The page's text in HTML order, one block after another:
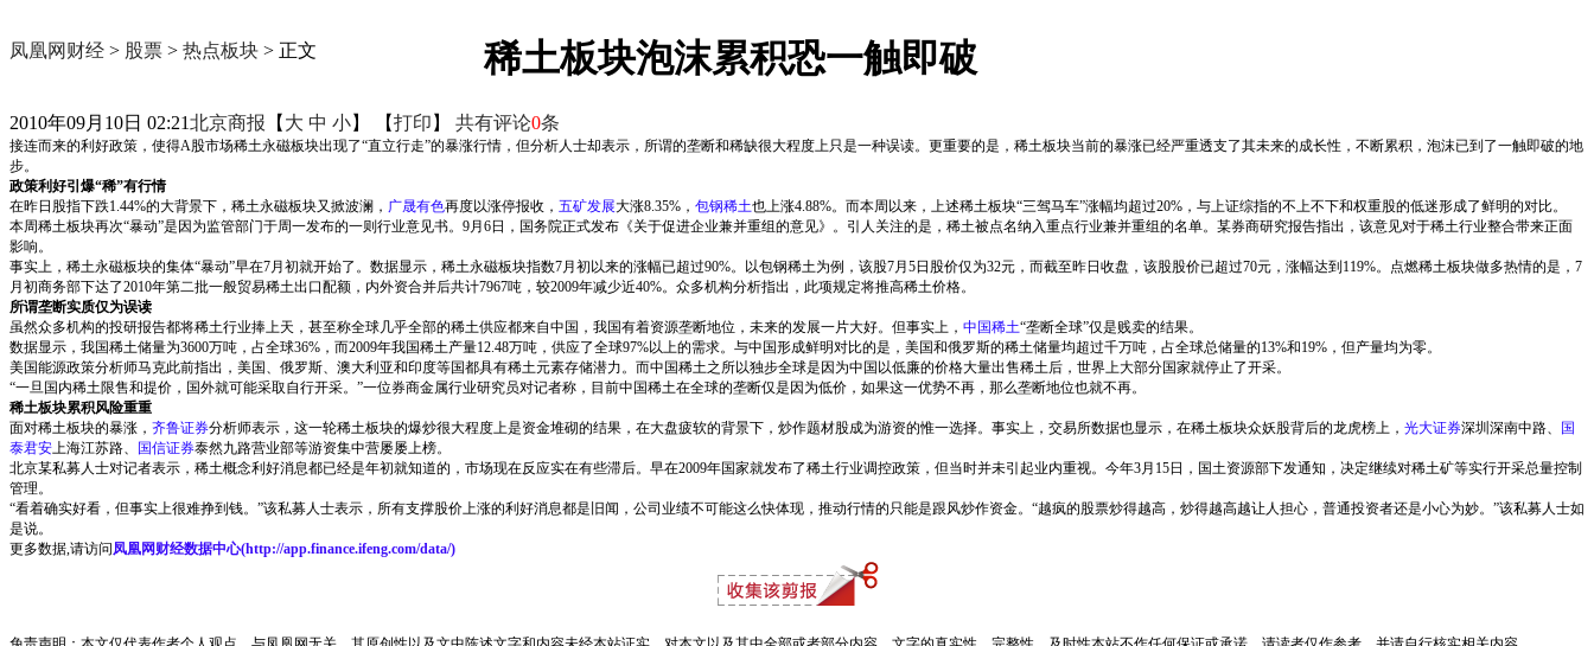
凤凰网财经 > 股票 > 热点板块 > 正文 稀土板块泡沫累积恐一触即破
2010年09月10日 02:21北京商报 【 大 中 小】 【打印 】 共有评论0条
接连而来的利好政策，使得A股市场稀土永磁板块出现了“直立行走”的暴涨行情，但分析人士却表示，所谓的垄断和稀缺很大程度上只是一种误读。更重要的是，稀土板块当前的暴涨已经严重透支了其未来的成长性，不断累积，泡沫已到了一触即破的地
步。
政策利好引爆“稀”有行情
在昨日股指下跌1.44%的大背景下，稀土永磁板块又掀波澜， 广晟有色再度以涨停报收， 五矿发展大涨8.35%， 包钢稀土也上涨4.88%。而本周以来，上述稀土板块“三驾马车”涨幅均超过20%，与上证综指的不上不下和权重股的低迷形成了鲜明的对比。
本周稀土板块再次“暴动”是因为监管部门于周一发布的一则行业意见书。9月6日，国务院正式发布《关于促进企业兼并重组的意见》。引人关注的是，稀土被点名纳入重点行业兼并重组的名单。某券商研究报告指出，该意见对于稀土行业整合带来正面
影响。
事实上，稀土永磁板块的集体“暴动”早在7月初就开始了。数据显示，稀土永磁板块指数7月初以来的涨幅已超过90%。以包钢稀土为例，该股7月5日股价仅为32元，而截至昨日收盘，该股股价已超过70元，涨幅达到119%。点燃稀土板块做多热情的是，7
月初商务部下达了2010年第二批一般贸易稀土出口配额，内外资合并后共计7967吨，较2009年减少近40%。众多机构分析指出，此项规定将推高稀土价格。
所谓垄断实质仅为误读
虽然众多机构的投研报告都将稀土行业捧上天，甚至称全球几乎全部的稀土供应都来自中国，我国有着资源垄断地位，未来的发展一片大好。但事实上， 中国稀土“垄断全球”仅是贱卖的结果。
数据显示，我国稀土储量为3600万吨，占全球36%，而2009年我国稀土产量12.48万吨，供应了全球97%以上的需求。与中国形成鲜明对比的是，美国和俄罗斯的稀土储量均超过千万吨，占全球总储量的13%和19%，但产量均为零。
美国能源政策分析师马克此前指出，美国、俄罗斯、澳大利亚和印度等国都具有稀土元素存储潜力。而中国稀土之所以独步全球是因为中国以低廉的价格大量出售稀土后，世界上大部分国家就停止了开采。
“一旦国内稀土限售和提价，国外就可能采取自行开采。”一位券商金属行业研究员对记者称，目前中国稀土在全球的垄断仅是因为低价，如果这一优势不再，那么垄断地位也就不再。
稀土板块累积风险重重
面对稀土板块的暴涨， 齐鲁证券分析师表示，这一轮稀土板块的爆炒很大程度上是资金堆砌的结果，在大盘疲软的背景下，炒作题材股成为游资的惟一选择。事实上，交易所数据也显示，在稀土板块众妖股背后的龙虎榜上， 光大证券深圳深南中路、 国
泰君安上海江苏路、 国信证券泰然九路营业部等游资集中营屡屡上榜。
北京某私募人士对记者表示，稀土概念利好消息都已经是年初就知道的，市场现在反应实在有些滞后。早在2009年国家就发布了稀土行业调控政策，但当时并未引起业内重视。今年3月15日，国土资源部下发通知，决定继续对稀土矿等实行开采总量控制
管理。
“看着确实好看，但事实上很难挣到钱。”该私募人士表示，所有支撑股价上涨的利好消息都是旧闻，公司业绩不可能这么快体现，推动行情的只能是跟风炒作资金。“越疯的股票炒得越高，炒得越高越让人担心，普通投资者还是小心为妙。”该私募人士如
是说。
更多数据,请访问凤凰网财经数据中心(http://app.finance.ifeng.com/data/)